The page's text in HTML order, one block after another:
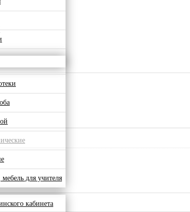
для учителя
кабинета